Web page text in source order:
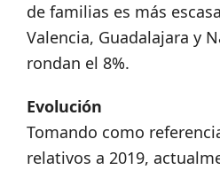
de familias es más
Valencia, Guadalajara y
rondan el 8%.
Evolución
Tomando como
relativos a 2019,